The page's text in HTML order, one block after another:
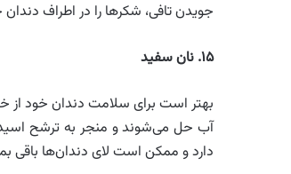
جویدن تافی، شکر‌ها را در اطراف
۱۵. نان سفید
بهتر است برای سلامت دندان خود از
آب حل می‌شوند و منجر به ترشح
دارد و ممکن است لای دندان‌ها باقی